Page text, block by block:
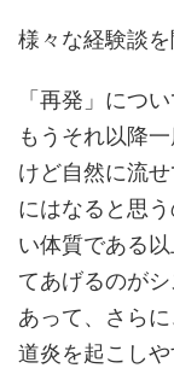
様々な経験談を
「再発」につ
もうそれ以降
けど自然に流
にはなると思
い体質である
てあげるのが
あって、さら
道炎を起こし